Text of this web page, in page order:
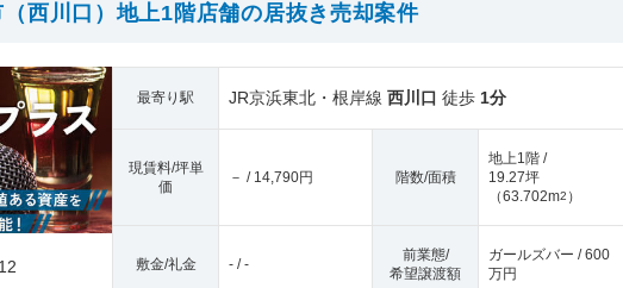
（西川口）地上1階店舗の居抜き売却案件
最寄り駅 JR京浜東北・根岸線 西川口 徒歩 1分
現賃料/坪単
価
－ / 14,790円 階数/面積
地上1階 /
19.27坪
（63.702m2 ）
敷金/礼金 - / -
前業態/
希望譲渡額
ガールズバー / 600
万円